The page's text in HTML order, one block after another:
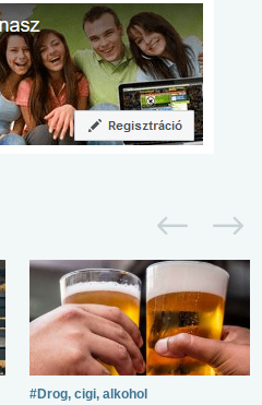
#Drog, cigi, alkohol